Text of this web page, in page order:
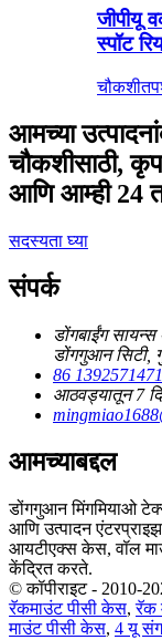
जीपीयू
स्पॉट
चौकशी
आमच्या
चौकशीसाठी,
आणि आम्ही 24
सदस्यता घ्या
संपर्क
डोंगबाईंग
डोंगगुआन सिटी,
86
आठवड्यातून 7
आमच्याबद्दल
डोंगगुआन मिंगमियाओ
आणि उत्पादन
आयटीएक्स केस, वॉल
केंद्रित करते.
© कॉपीराइट - 2010-
रॅकमाउंट पीसी केस,रॅक
माउंट पीसी केस, 4 यू